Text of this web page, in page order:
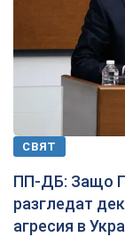
СВЯТ
ПП-ДБ: Защо
разгледат
агресия в